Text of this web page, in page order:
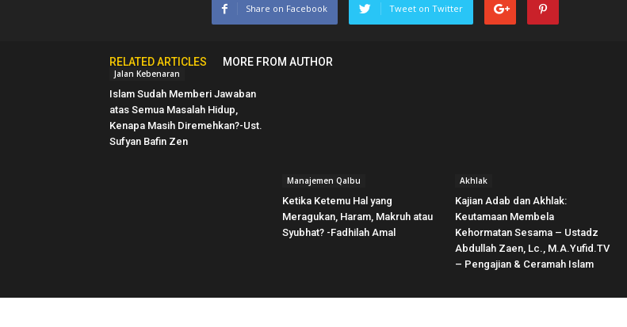
Share on Facebook Tweet on Twitter
RELATED ARTICLES MORE FROM AUTHOR
Jalan Kebenaran
Islam Sudah Memberi Jawaban
atas Semua Masalah Hidup,
Kenapa Masih Diremehkan?-Ust.
Sufyan Bafin Zen
Manajemen Qalbu
Ketika Ketemu Hal yang
Meragukan, Haram, Makruh atau
Syubhat? -Fadhilah Amal
Akhlak
Kajian Adab dan Akhlak:
Keutamaan Membela
Kehormatan Sesama – Ustadz
Abdullah Zaen, Lc., M.A.Yufid.TV
– Pengajian & Ceramah Islam